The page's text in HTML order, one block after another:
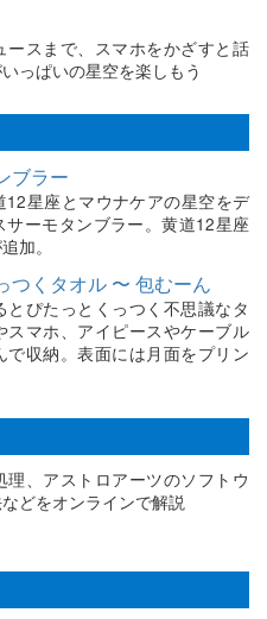
ースまで、スマホをかざすと話
っぱいの星空を楽しもう
ブラー
12星座とマウナケアの星空をデ
ーモタンブラー。黄道12星座
加。
つくタオル 〜 包むーん
ぴたっとくっつく不思議なタ
スマホ、アイピースやケーブル
収納。表面には月面をプリン
理、アストロアーツのソフトウ
どをオンラインで解説